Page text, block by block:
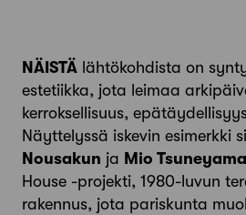
NÄISTÄ lähtökohdista on
estetiikka, jota leimaa
kerroksellisuus,
Näyttelyssä iskevin esimerkki
Nousakun ja Mio
House -projekti, 1980-luvun
rakennus, jota pariskunta